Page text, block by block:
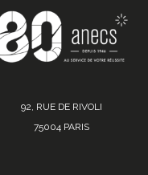
92, RUE DE RIVOLI
75004 PARIS